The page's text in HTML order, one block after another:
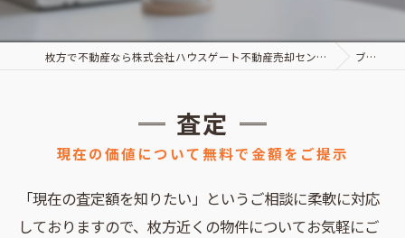
枚方で不動産なら株式会社ハウスゲート不動産売却センター ブログ
査定
現在の価値について無料で金額をご提示
「現在の査定額を知りたい」というご相談に柔軟に対応
しておりますので、枚方近くの物件についてお気軽にご